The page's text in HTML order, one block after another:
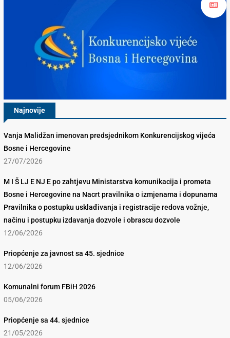
Najnovije
Vanja Malidžan imenovan predsjednikom Konkurencijskog vijeća
Bosne i Hercegovine
27/07/2026
M I Š LJ E NJ E po zahtjevu Ministarstva komunikacija i prometa
Bosne i Hercegovine na Nacrt pravilnika o izmjenama i dopunama
Pravilnika o postupku usklađivanja i registracije redova vožnje,
načinu i postupku izdavanja dozvole i obrascu dozvole
12/06/2026
Priopćenje za javnost sa 45. sjednice
12/06/2026
Komunalni forum FBiH 2026
05/06/2026
Priopćenje sa 44. sjednice
21/05/2026